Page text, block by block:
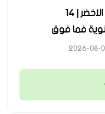
شركة نيوم للهيدروجين الأخضر | 14
فما فوق